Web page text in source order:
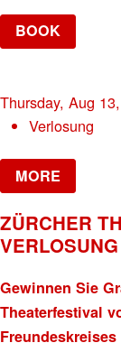
BOOK
Thursday, Aug
Verlosung
MORE
ZÜRCHER
VERLOSUNG
Gewinnen Sie
Theaterfestival
Freundeskreises